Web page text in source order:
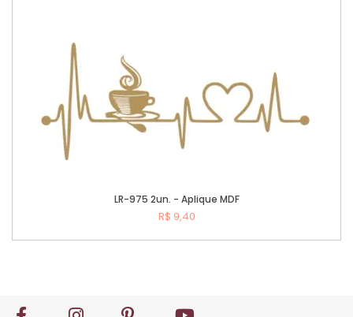
LR-975 2un. - Aplique MDF
R$ 9,40